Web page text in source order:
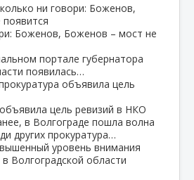
ни говори: Боженов,
портале губернатора
появилась…
объявила цель
в Волгограде пошла волна
других прокуратура…
уровень внимания
Волгоградской области